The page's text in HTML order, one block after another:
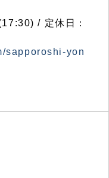
/ 定休日：
sapporoshi-yon